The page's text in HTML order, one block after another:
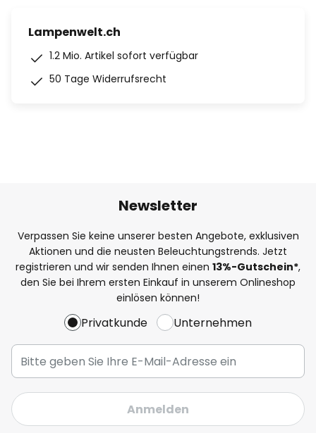
Lampenwelt.ch
1.2 Mio. Artikel sofort verfügbar
50 Tage Widerrufsrecht
Newsletter
Verpassen Sie keine unserer besten Angebote, exklusiven
Aktionen und die neusten Beleuchtungstrends. Jetzt
registrieren und wir senden Ihnen einen 13%-Gutschein*,
den Sie bei Ihrem ersten Einkauf in unserem Onlineshop
einlösen können!
Privatkunde Unternehmen
Anmelden